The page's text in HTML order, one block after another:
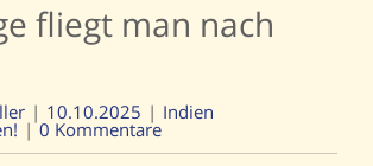
fliegt man nach
10.10.2025 Indien
0 Kommentare